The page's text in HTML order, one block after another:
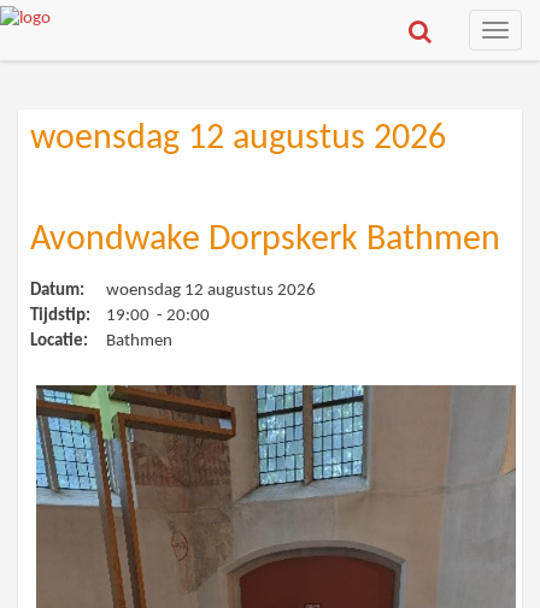
Toggle
woensdag 12 augustus 2026
Avondwake Dorpskerk Bathmen
Datum:
woensdag 12 augustus 2026
Tijdstip:
19:00 - 20:00
Locatie:
Bathmen